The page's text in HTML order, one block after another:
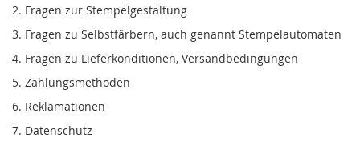
2. Fragen zur Stempelgestaltung
3. Fragen zu Selbstfärbern, auch genannt Stempelautomaten
4. Fragen zu Lieferkonditionen, Versandbedingungen
5. Zahlungsmethoden
6. Reklamationen
7. Datenschutz